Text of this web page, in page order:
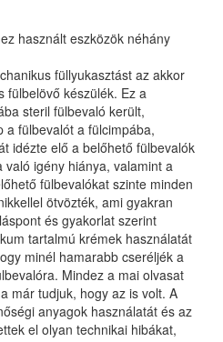
használt eszközök néhány
füllyukasztást az akkor
fülbelövő készülék. Ez a
steril fülbevaló került,
a fülbevalót a fülcimpába,
idézte elő a belőhető fülbevalók
igény hiánya, valamint a
fülbevalókat szinte minden
ötvözték, ami gyakran
és gyakorlat szerint
tartalmú krémek használatát
minél hamarabb cseréljék a
Mindez a mai olvasat
már tudjuk, hogy az is volt. A
anyagok használatát és az
el olyan technikai hibákat,